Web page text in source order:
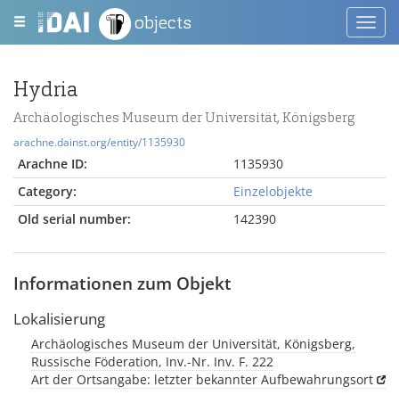
objects
Hydria
Archäologisches Museum der Universität, Königsberg
arachne.dainst.org/entity/1135930
Arachne ID:
1135930
Category:
Einzelobjekte
Old serial number:
142390
Informationen zum Objekt
Lokalisierung
Archäologisches Museum der Universität, Königsberg,
Russische Föderation, Inv.-Nr. Inv. F. 222
Art der Ortsangabe: letzter bekannter Aufbewahrungsort